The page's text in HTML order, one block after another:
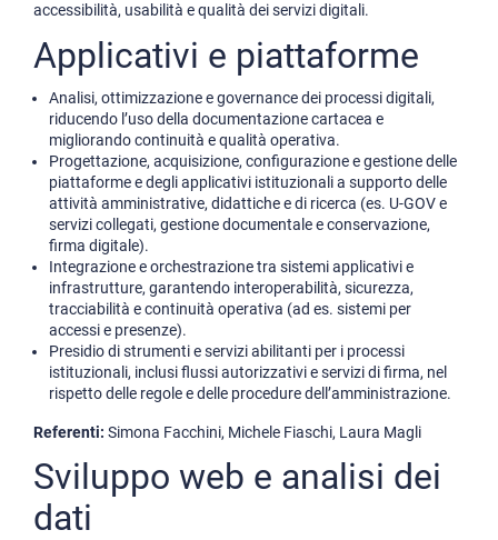
accessibilità, usabilità e qualità dei servizi digitali.
Applicativi e piattaforme
Analisi, ottimizzazione e governance dei processi digitali,
riducendo l’uso della documentazione cartacea e
migliorando continuità e qualità operativa.
Progettazione, acquisizione, configurazione e gestione delle
piattaforme e degli applicativi istituzionali a supporto delle
attività amministrative, didattiche e di ricerca (es. U-GOV e
servizi collegati, gestione documentale e conservazione,
firma digitale).
Integrazione e orchestrazione tra sistemi applicativi e
infrastrutture, garantendo interoperabilità, sicurezza,
tracciabilità e continuità operativa (ad es. sistemi per
accessi e presenze).
Presidio di strumenti e servizi abilitanti per i processi
istituzionali, inclusi flussi autorizzativi e servizi di firma, nel
rispetto delle regole e delle procedure dell’amministrazione.
Referenti: Simona Facchini, Michele Fiaschi, Laura Magli
Sviluppo web e analisi dei
dati